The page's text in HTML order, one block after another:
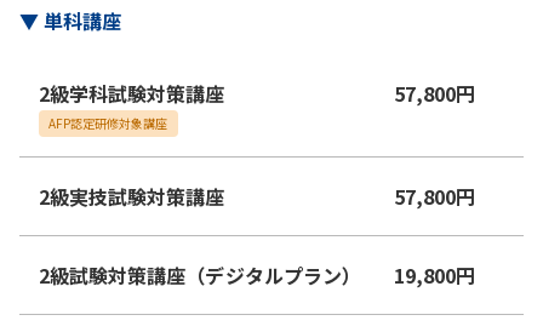
▼単科講座
2級学科試験対策講座 57,800円
AFP認定研修対象講座
2級実技試験対策講座 57,800円
2級試験対策講座（デジタルプラン） 19,800円